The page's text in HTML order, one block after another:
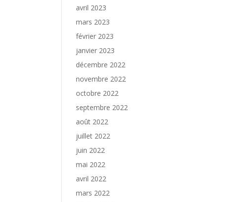
avril 2023
mars 2023
février 2023
janvier 2023
décembre 2022
novembre 2022
octobre 2022
septembre 2022
août 2022
juillet 2022
juin 2022
mai 2022
avril 2022
mars 2022